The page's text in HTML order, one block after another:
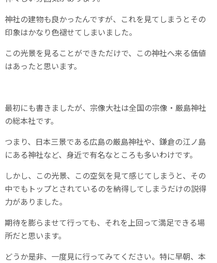
神社の建物も良かったんですが、これを見てしまうとその
印象はかなり色褪せてしまいました。
この光景を見ることができただけで、この神社へ来る価値
はあったと思います。
最初にも書きましたが、宗像大社は全国の宗像・厳島神社
の総本社です。
つまり、日本三景である広島の厳島神社や、鎌倉の江ノ島
にある神社など、身近で有名なところも多いわけです。
しかし、この光景、この空気を見て感じてしまうと、その
中でもトップとされているのを納得してしまうだけの説得
力がありました。
期待を膨らませて行っても、それを上回って満足できる場
所だと思います。
どうか是非、一度見に行ってみてください。特に早朝、本